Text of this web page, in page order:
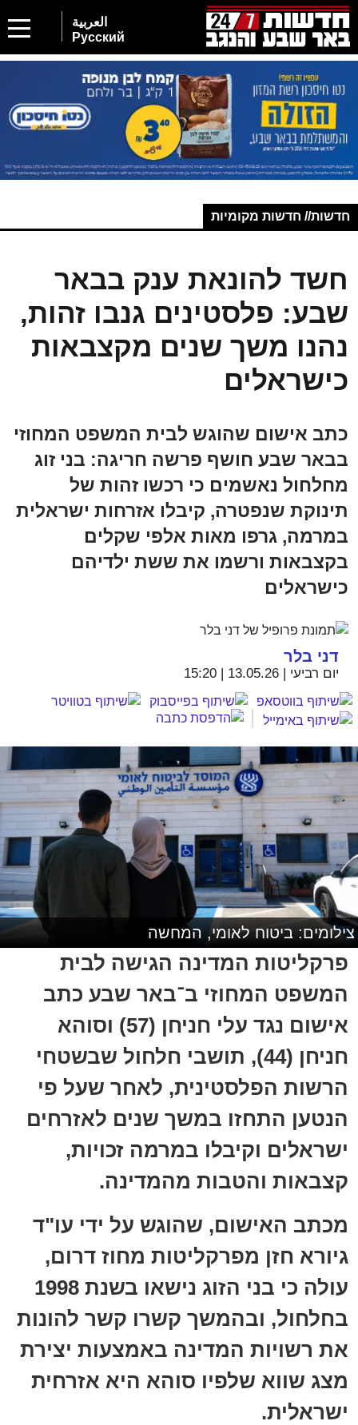
العربية
Русский
חדשות// חדשות מקומיות
חשד להונאת ענק בבאר
שבע: פלסטינים גנבו זהות,
נהנו משך שנים מקצבאות
כישראלים
כתב אישום שהוגש לבית המשפט המחוזי
בבאר שבע חושף פרשה חריגה: בני זוג
מחלחול נאשמים כי רכשו זהות של
תינוקת שנפטרה, קיבלו אזרחות ישראלית
במרמה, גרפו מאות אלפי שקלים
בקצבאות ורשמו את ששת ילדיהם
כישראלים
דני בלר
יום רביעי | 13.05.26 | 15:20
צילומים: ביטוח לאומי, המחשה
פרקליטות המדינה הגישה לבית
המשפט המחוזי ב־באר שבע כתב
אישום נגד עלי חניחן (57) וסוהא
חניחן (44), תושבי חלחול שבשטחי
הרשות הפלסטינית, לאחר שעל פי
הנטען התחזו במשך שנים לאזרחים
ישראלים וקיבלו במרמה זכויות,
קצבאות והטבות מהמדינה.
מכתב האישום, שהוגש על ידי עו"ד
גיורא חזן מפרקליטות מחוז דרום,
עולה כי בני הזוג נישאו בשנת 1998
בחלחול, ובהמשך קשרו קשר להונות
את רשויות המדינה באמצעות יצירת
מצג שווא שלפיו סוהא היא אזרחית
ישראלית.